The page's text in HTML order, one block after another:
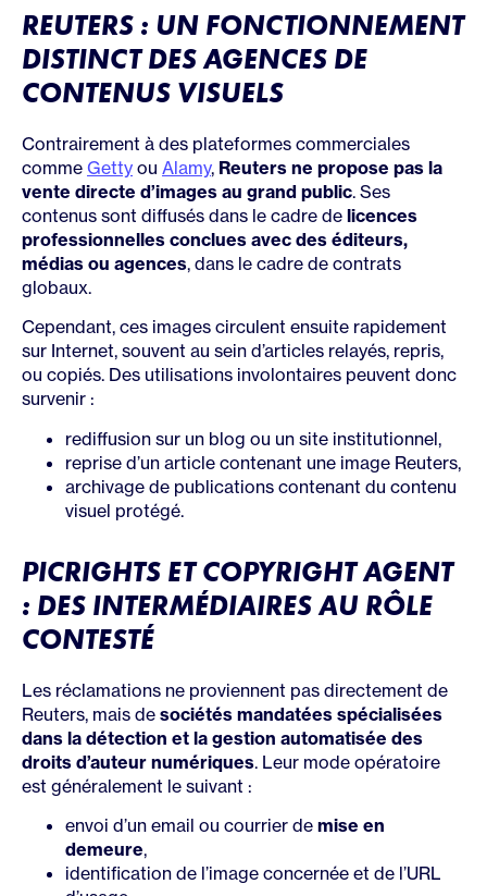
REUTERS : UN FONCTIONNEMENT
DISTINCT DES AGENCES DE
CONTENUS VISUELS
Contrairement à des plateformes commerciales
comme Getty ou Alamy, Reuters ne propose pas la
vente directe d’images au grand public. Ses
contenus sont diffusés dans le cadre de licences
professionnelles conclues avec des éditeurs,
médias ou agences, dans le cadre de contrats
globaux.
Cependant, ces images circulent ensuite rapidement
sur Internet, souvent au sein d’articles relayés, repris,
ou copiés. Des utilisations involontaires peuvent donc
survenir :
rediffusion sur un blog ou un site institutionnel,
reprise d’un article contenant une image Reuters,
archivage de publications contenant du contenu
visuel protégé.
PICRIGHTS ET COPYRIGHT AGENT
: DES INTERMÉDIAIRES AU RÔLE
CONTESTÉ
Les réclamations ne proviennent pas directement de
Reuters, mais de sociétés mandatées spécialisées
dans la détection et la gestion automatisée des
droits d’auteur numériques. Leur mode opératoire
est généralement le suivant :
envoi d’un email ou courrier de mise en
demeure,
identification de l’image concernée et de l’URL